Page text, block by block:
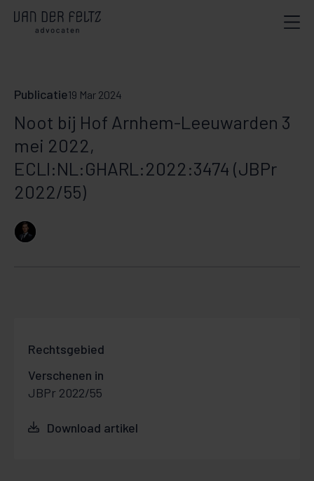
Publicatie19 Mar 2024
Noot bij Hof Arnhem-Leeuwarden 3
mei 2022,
ECLI:NL:GHARL:2022:3474 (JBPr
2022/55)
Rechtsgebied
Verschenen in
JBPr 2022/55
Download artikel